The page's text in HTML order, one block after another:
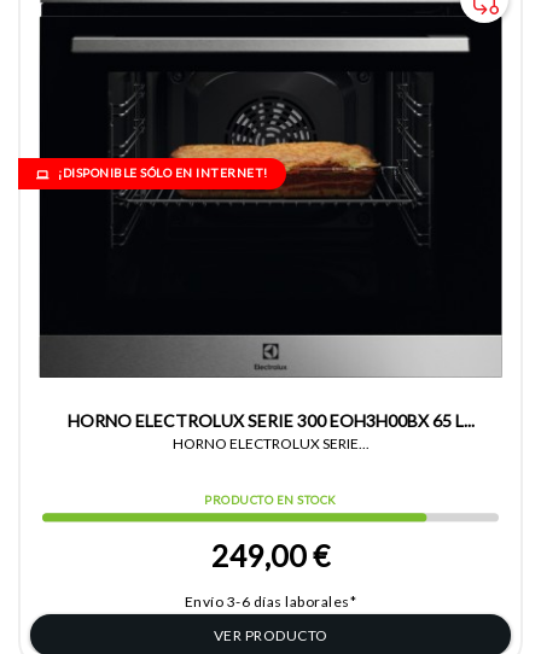
HORNO ELECTROLUX SERIE 300 EOH3H00BX 65 L...
HORNO ELECTROLUX SERIE...
PRODUCTO EN STOCK
249,00 €
Envío 3-6 días laborales*
VER PRODUCTO
¡DISPONIBLE SÓLO EN INTERNET!